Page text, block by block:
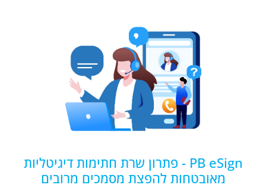
PB eSign - פתרון שרת חתימות דיגיטליות
מאובטחות להפצת מסמכים מרובים